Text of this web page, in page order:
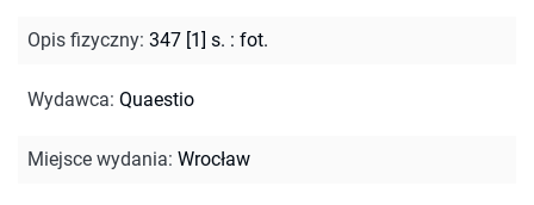
Opis fizyczny: 347 [1] s. : fot.
Wydawca: Quaestio
Miejsce wydania: Wrocław